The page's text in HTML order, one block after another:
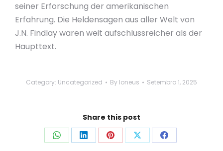
seiner Erforschung der amerikanischen
Erfahrung. Die Heldensagen aus aller Welt von
J.N. Findlay waren weit aufschlussreicher als der
Haupttext.
Category: Uncategorized By loneus Setembro 1, 2025
Share this post
Share Share Share Share Share